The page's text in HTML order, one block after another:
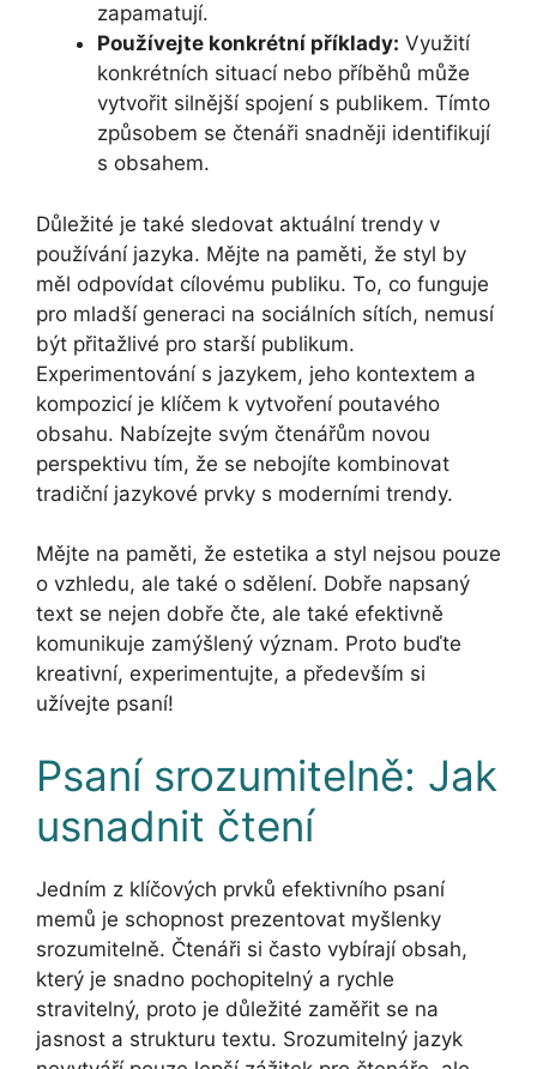
zapamatují.
Používejte konkrétní příklady: Využití
konkrétních situací nebo příběhů může
vytvořit silnější spojení s publikem. Tímto
způsobem se čtenáři snadněji identifikují
s obsahem.
Důležité je také sledovat aktuální trendy v
používání jazyka. Mějte na paměti, že styl by
měl odpovídat cílovému publiku. To, co funguje
pro mladší generaci na sociálních sítích, nemusí
být přitažlivé pro starší publikum.
Experimentování s jazykem, jeho kontextem a
kompozicí je klíčem k vytvoření poutavého
obsahu. Nabízejte svým čtenářům novou
perspektivu tím, že se nebojíte kombinovat
tradiční jazykové prvky s moderními trendy.
Mějte na paměti, že estetika a styl nejsou pouze
o vzhledu, ale také o sdělení. Dobře napsaný
text se nejen dobře čte, ale také efektivně
komunikuje zamýšlený význam. Proto buďte
kreativní, experimentujte, a především si
užívejte psaní!
Psaní srozumitelně: Jak
usnadnit čtení
Jedním z klíčových prvků efektivního psaní
memů je schopnost prezentovat myšlenky
srozumitelně. Čtenáři si často vybírají obsah,
který je snadno pochopitelný a rychle
stravitelný, proto je důležité zaměřit se na
jasnost a strukturu textu. Srozumitelný jazyk